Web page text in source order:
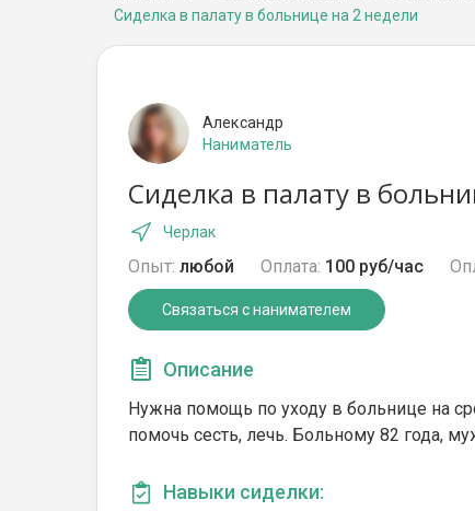
Сиделка в палату в больнице на 2 недели
Александр
Наниматель
Сиделка в палату в
Черлак
Опыт: любой Оплата: 100 руб/час
Связаться с нанимателем
Описание
Нужна помощь по уходу в больнице на
помочь сесть, лечь. Больному 82 года,
Навыки сиделки: